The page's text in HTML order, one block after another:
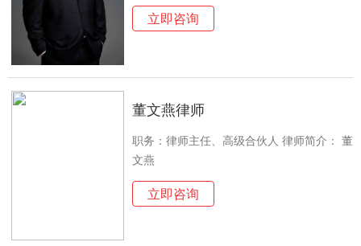
立即咨询
董文燕律师
职务：律师主任、高级合伙人 律师简介： 董
文燕
立即咨询